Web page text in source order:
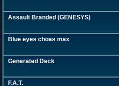
Assault Branded (GENESYS)
Blue eyes choas max
Generated Deck
F.A.T.